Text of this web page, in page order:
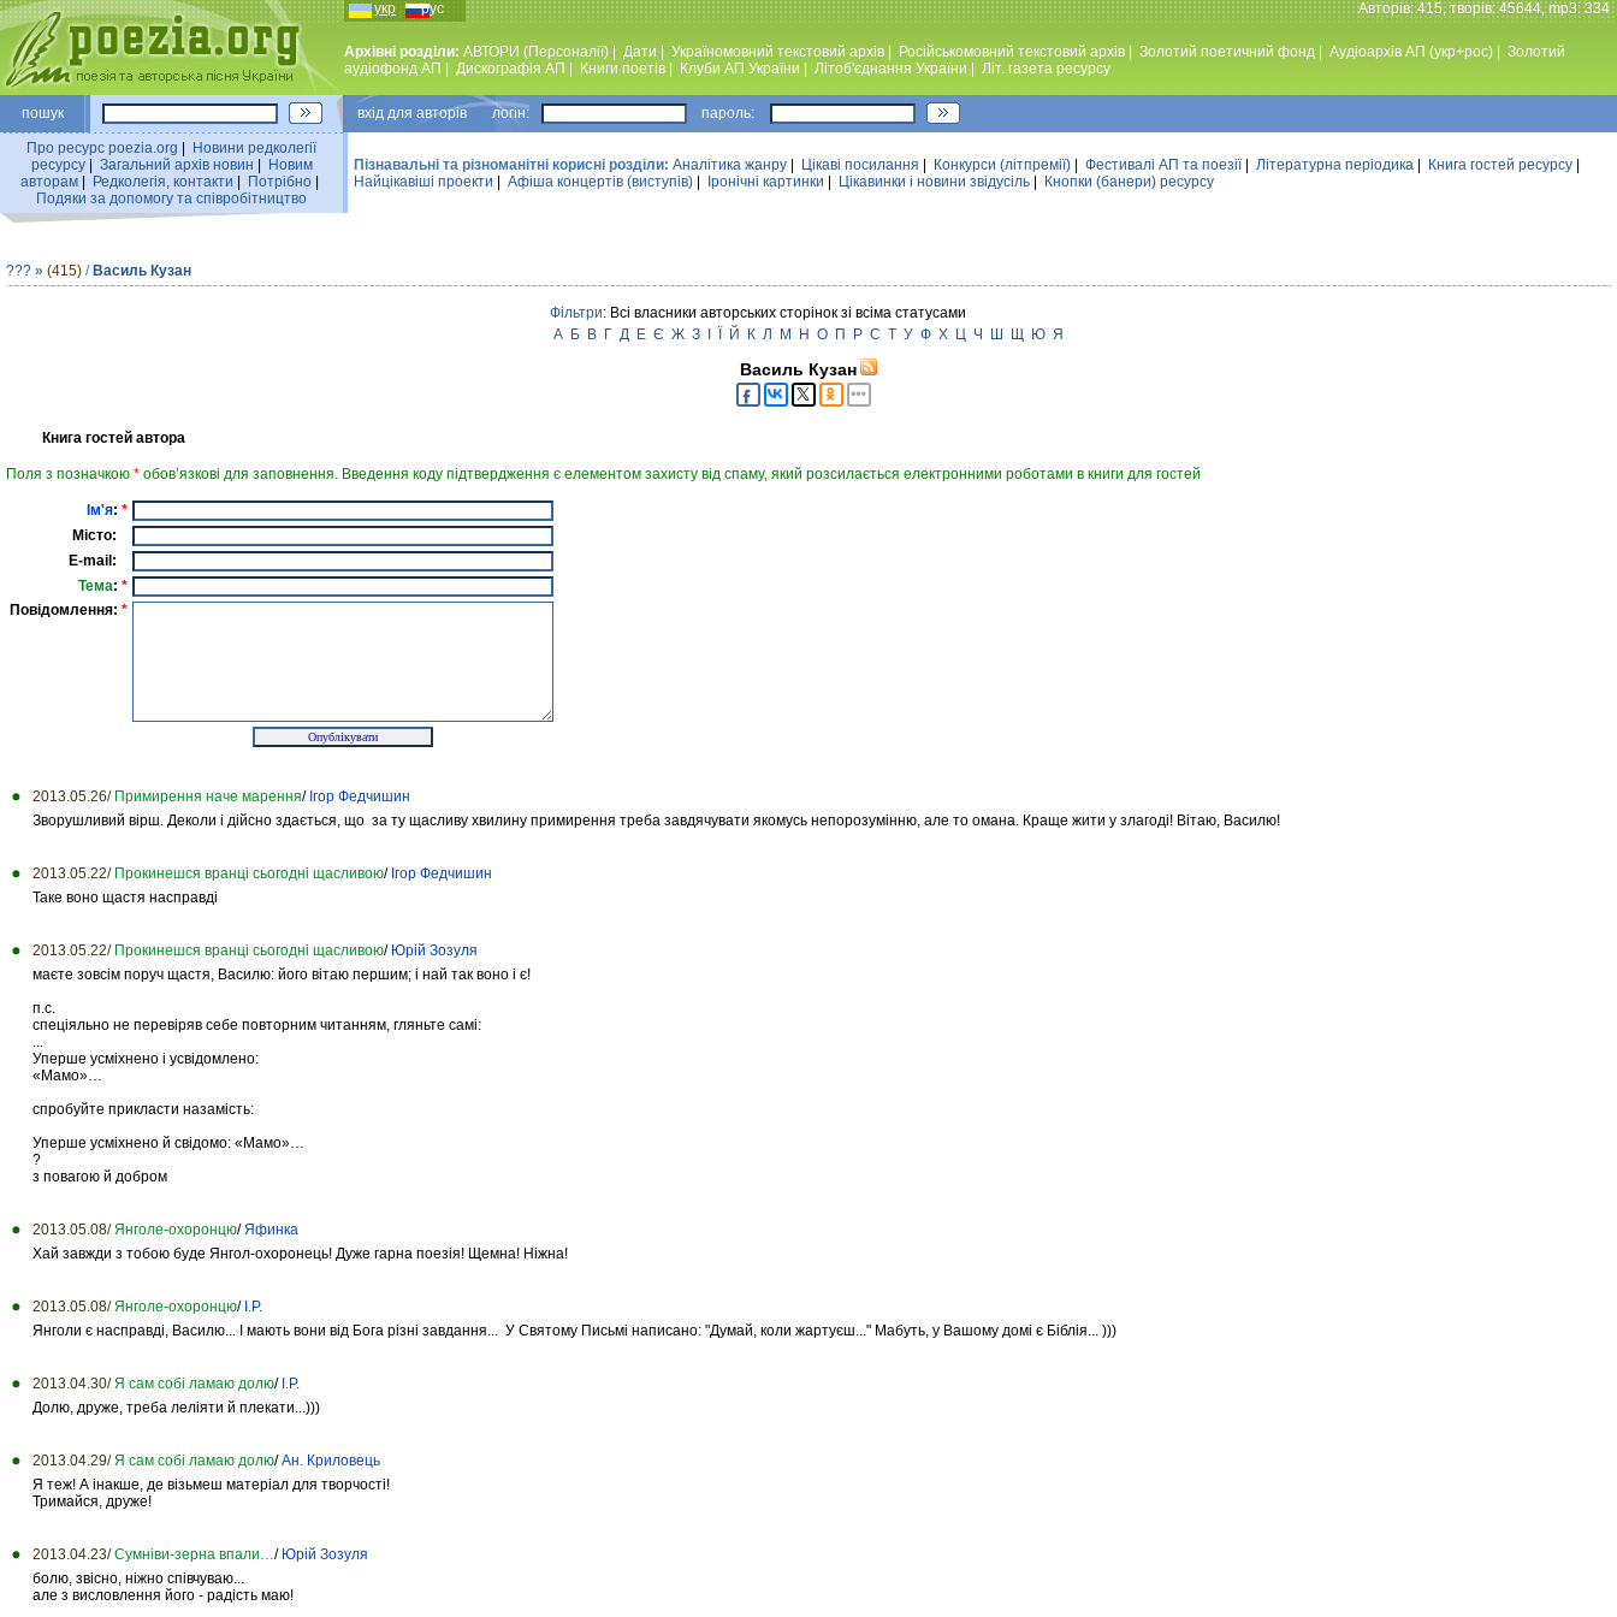
укр рус Авторiв: 415, творiв: 45644, mp3: 334
Архівні розділи: АВТОРИ (Персоналії) Дати Україномовний текстовий архiв Російськомовний текстовий архів Золотий поетичний фонд Аудiоархiв АП (укр+рос)
Золотий
аудiофонд АП
Дискографiя АП Книги поетiв Клуби АП України Лiтоб'єднання України Лiт. газета ресурсу
пошук вхiд для авторiв логін: пароль:
Про ресурс poezia.org
Новини редколегiї
ресурсу| Загальний архiв новин
Новим
авторам
Редколегiя, контакти Потрiбно
Подяки за допомогу та співробітництво
Пізнавальні та різноманітні корисні розділи: Аналiтика жанру Цікаві посилання Конкурси (лiтпремiї) Фестивалi АП та поезiї| Літературна періодика Книга гостей ресурсу
Найцiкавiшi проекти
Афіша концертів (виступів) Iронiчнi картинки Цікавинки і новини звідусіль Кнопки (банери) ресурсу
??? » (415) / Василь Кузан
Фільтри: Всі власники авторських сторінок зі всіма статусами
А Б В Г Д Е Є Ж З Й К Л М Н О П Р С Т У Ф Х Ц Ч Ш Щ Ю Я
Василь Кузан
Книга гостей автора
Поля з позначкою * обов’язкові для заповнення. Введення коду підтвердження є елементом захисту від спаму, який розсилається електронними роботами в книги для гостей
Ім'я: *
Місто:
E-mail:
Тема: *
Повідомлення: *
2013.05.26/ Примирення наче марення/ Ігор Федчишин
Зворушливий вірш. Деколи і дійсно здається, що за ту щасливу хвилину примирення треба завдячувати якомусь непорозумінню, але то омана. Краще жити у злагоді! Вітаю, Василю!
2013.05.22/ Прокинешся вранці сьогодні щасливою/ Ігор Федчишин
Таке воно щастя насправді
2013.05.22/ Прокинешся вранці сьогодні щасливою/ Юрій Зозуля
маєте зовсім поруч щастя, Василю: його вітаю першим; і най так воно і є!
п.с.
спеціяльно не перевіряв себе повторним читанням, гляньте самі:
...
Уперше усміхнено і усвідомлено:
«Мамо»…
спробуйте прикласти назамість:
Уперше усміхнено й свідомо: «Мамо»…
?
з повагою й добром
2013.05.08/ Янголе-охоронцю/Яфинка
Хай завжди з тобою буде Янгол-охоронець! Дуже гарна поезія! Щемна! Ніжна!
2013.05.08/ Янголе-охоронцю/ І.Р.
Янголи є насправді, Василю... І мають вони від Бога різні завдання... У Святому Письмі написано: "Думай, коли жартуєш..." Мабуть, у Вашому домі є Біблія... )))
2013.04.30/ Я сам собі ламаю долю/ І.Р.
Долю, друже, треба леліяти й плекати...)))
2013.04.29/ Я сам собі ламаю долю/Ан. Криловець
Я теж! А інакше, де візьмеш матеріал для творчості!
Тримайся, друже!
2013.04.23/ Сумніви-зерна впали…/ Юрій Зозуля
болю, звісно, ніжно співчуваю...
але з висловлення його - радість маю!